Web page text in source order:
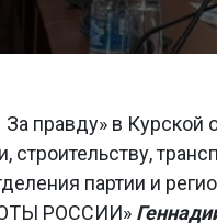
правду» в Курской
партии и
РОССИИ»